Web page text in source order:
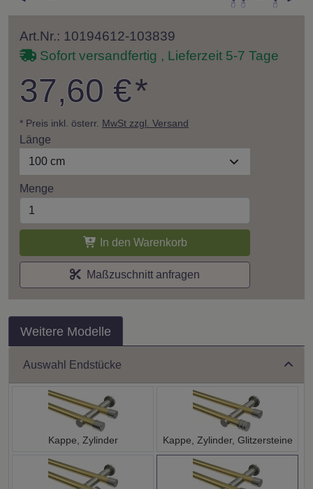
Art.Nr.: 10194612-103839
Sofort versandfertig , Lieferzeit 5-7 Tage
37,60 €*
* Preis inkl. österr. MwSt zzgl. Versand
Länge
100 cm
Menge
In den Warenkorb
Maßzuschnitt anfragen
Weitere Modelle
Auswahl Endstücke
Kappe, Zylinder Kappe, Zylinder, Glitzersteine